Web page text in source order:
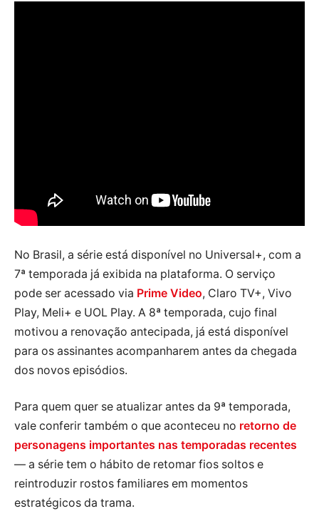
No Brasil, a série está disponível no Universal+, com a
7ª temporada já exibida na plataforma. O serviço
pode ser acessado via Prime Video, Claro TV+, Vivo
Play, Meli+ e UOL Play. A 8ª temporada, cujo final
motivou a renovação antecipada, já está disponível
para os assinantes acompanharem antes da chegada
dos novos episódios.
Para quem quer se atualizar antes da 9ª temporada,
vale conferir também o que aconteceu no retorno de
personagens importantes nas temporadas recentes
— a série tem o hábito de retomar fios soltos e
reintroduzir rostos familiares em momentos
estratégicos da trama.